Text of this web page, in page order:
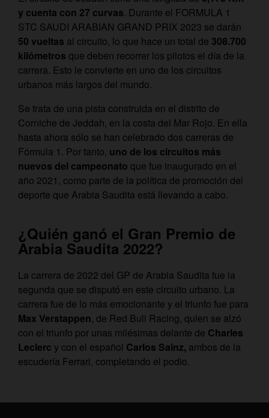
y cuenta con 27 curvas. Durante el FORMULA 1
STC SAUDI ARABIAN GRAND PRIX 2023 se darán
50 vueltas al circuito, lo que hace un total de 308.700
kilómetros que deben recorrer los pilotos el día de la
carrera. Esto le convierte en uno de los circuitos
urbanos más largos del mundo.
Se trata de una pista construida en el distrito de
Corniche de Jeddah, en la costa del Mar Rojo. En ella
hasta ahora sólo se han celebrado dos carreras de
Fórmula 1. Por tanto, uno de los circuitos más
nuevos del campeonato que fue inaugurado en el
año 2021, como parte de la política de promoción del
deporte que Arabia Saudita está llevando a cabo.
¿Quién ganó el Gran Premio de
Arabia Saudita 2022?
La carrera de 2022 del GP de Arabia Saudita fue la
segunda que se disputó en este circuito urbano. La
carrera fue de lo más emocionante y el triunfo fue para
Max Verstappen, de Red Bull Racing, quien se alzó
con el triunfo por unas milésimas delante de Charles
Leclerc y con el español Carlos Sainz, ambos de la
escudería Ferrari, completando el podio.